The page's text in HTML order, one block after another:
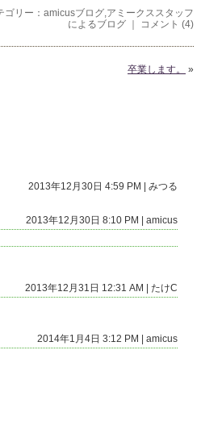
ゴリー：amicusブログ,アミークススタッフ
によるブログ
コメント (4)
卒業します。 »
2013年12月30日 4:59 PM | みつる
2013年12月30日 8:10 PM | amicus
2013年12月31日 12:31 AM | たけC
2014年1月4日 3:12 PM | amicus